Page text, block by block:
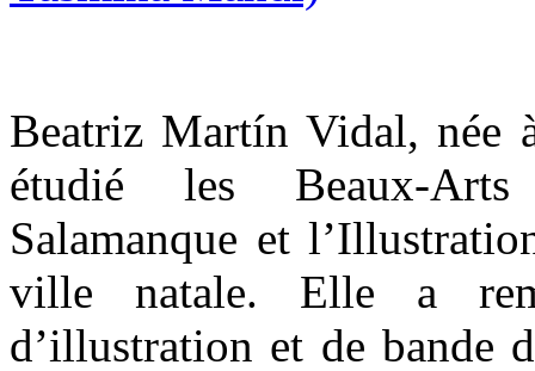
Beatriz Martín Vidal, née
étudié les Beaux-
Salamanque et
ville natale. Elle a
d’illustration et de bande